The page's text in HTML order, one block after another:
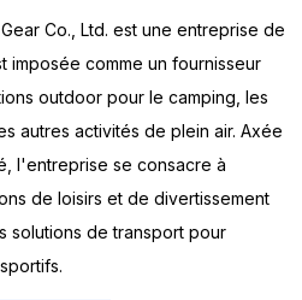
Co., Ltd. est une entreprise de
imposée comme un fournisseur
outdoor pour le camping, les
autres activités de plein air. Axée
l'entreprise se consacre à
de loisirs et de divertissement
solutions de transport pour